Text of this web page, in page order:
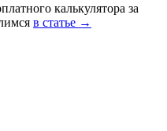
калькулятора за
в статье →